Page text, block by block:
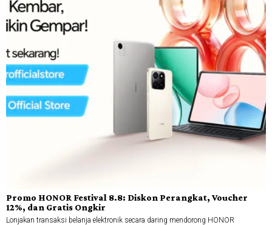
Promo HONOR Festival 8.8: Diskon Perangkat, Voucher
12%, dan Gratis Ongkir
Lonjakan transaksi belanja elektronik secara daring mendorong HONOR